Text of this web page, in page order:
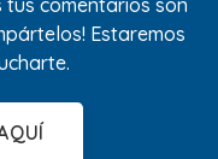
comentarios son
Estaremos